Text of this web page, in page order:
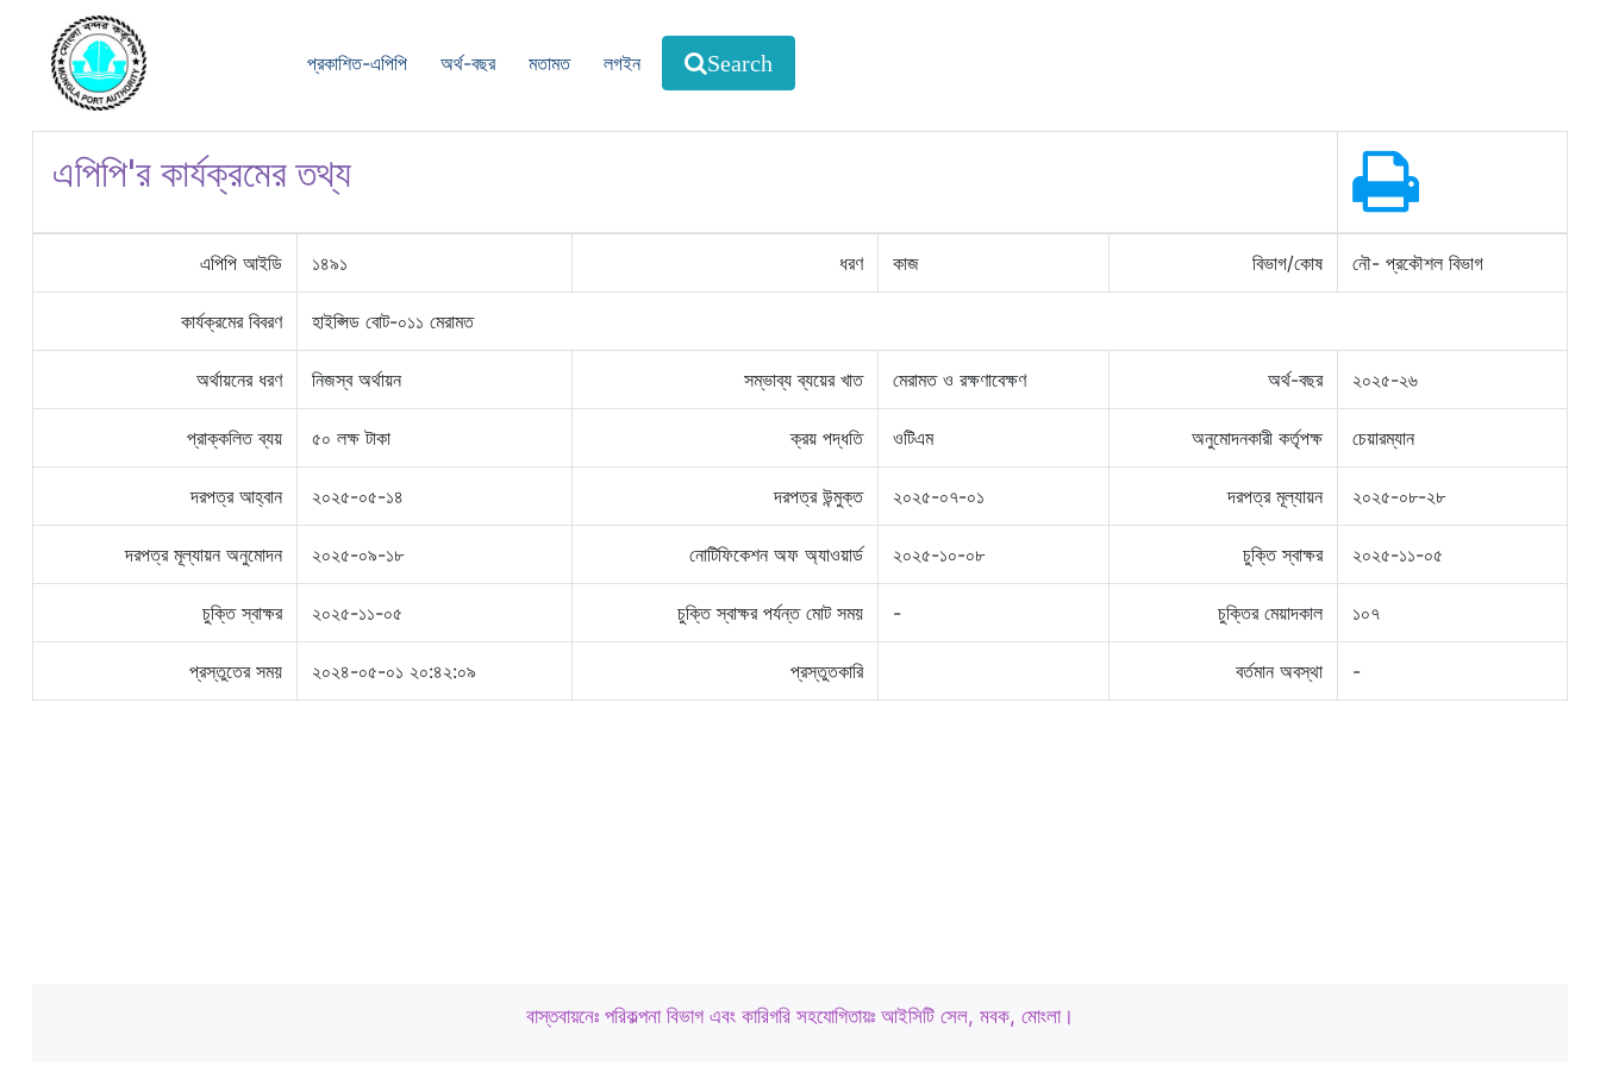
প্রকাশিত-এপিপি অর্থ-বছর মতামত লগইন Search
এপিপি'র কার্যক্রমের তথ্য
এপিপি আইডি ১৪৯১ ধরণ কাজ বিভাগ/কোষ নৌ- প্রকৌশল বিভাগ
কার্যক্রমের বিবরণ হাইপ্সিড বোট-০১১ মেরামত
অর্থায়নের ধরণ নিজস্ব অর্থায়ন সম্ভাব্য ব্যয়ের খাত মেরামত ও রক্ষণাবেক্ষণ অর্থ-বছর ২০২৫-২৬
প্রাক্কলিত ব্যয় ৫০ লক্ষ টাকা ক্রয় পদ্ধতি ওটিএম অনুমোদনকারী কর্তৃপক্ষ চেয়ারম্যান
দরপত্র আহ্বান ২০২৫-০৫-১৪ দরপত্র উন্মুক্ত ২০২৫-০৭-০১ দরপত্র মূল্যায়ন ২০২৫-০৮-২৮
দরপত্র মূল্যায়ন অনুমোদন ২০২৫-০৯-১৮ নোটিফিকেশন অফ অ্যাওয়ার্ড ২০২৫-১০-০৮ চুক্তি স্বাক্ষর ২০২৫-১১-০৫
চুক্তি স্বাক্ষর ২০২৫-১১-০৫ চুক্তি স্বাক্ষর পর্যন্ত মোট সময় - চুক্তির মেয়াদকাল ১০৭
প্রস্তুতের সময় ২০২৪-০৫-০১ ২০:৪২:০৯ প্রস্তুতকারি বর্তমান অবস্থা -
বাস্তবায়নেঃ পরিকল্পনা বিভাগ এবং কারিগরি সহযোগিতায়ঃ আইসিটি সেল, মবক, মোংলা।